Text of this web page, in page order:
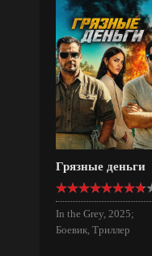
Грязные деньги
In the Grey, 2025;
Боевик, Триллер